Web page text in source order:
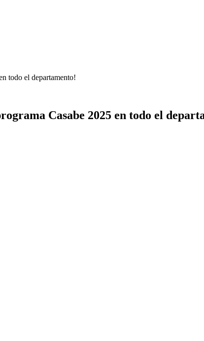
todo el departamento!
Casabe 2025 en todo el